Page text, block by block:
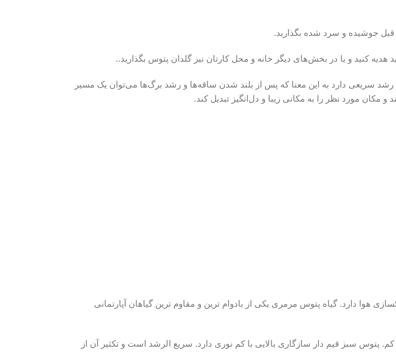
قبل جوشیده و سرد شده بگذارید.
کنید و یا در بخش‌های دیگر خانه و محل کارتان نیز گلدان پتوس بگذارید..
سریعی دارد به این معنا که پس از بلند شدن ساقه‌ها و رشد برگ‌ها می‌توان یک مسیر
مورد نظر را به مکانی زیبا و دل‌انگیز تبدیل کند.
هوا دارد. گیاه پتوس مرمری یکی از بادوام ترین و مقاوم ترین گیاهان آپارتمانی
پتوس سبز قیم دار سازگاری بالایی با کم نوری دارد. سریع الرشد است و تکثیر آن از